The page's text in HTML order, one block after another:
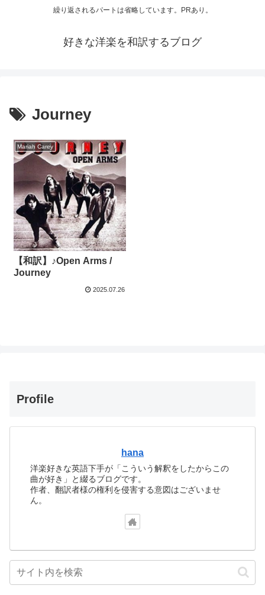
繰り返されるパートは省略しています。PRあり。
好きな洋楽を和訳するブログ
Journey
Mariah Carey
【和訳】♪Open Arms /
Journey
2025.07.26
Profile
hana
洋楽好きな英語下手が「こういう解釈をしたからこの
曲が好き」と綴るブログです。
作者、翻訳者様の権利を侵害する意図はございませ
ん。